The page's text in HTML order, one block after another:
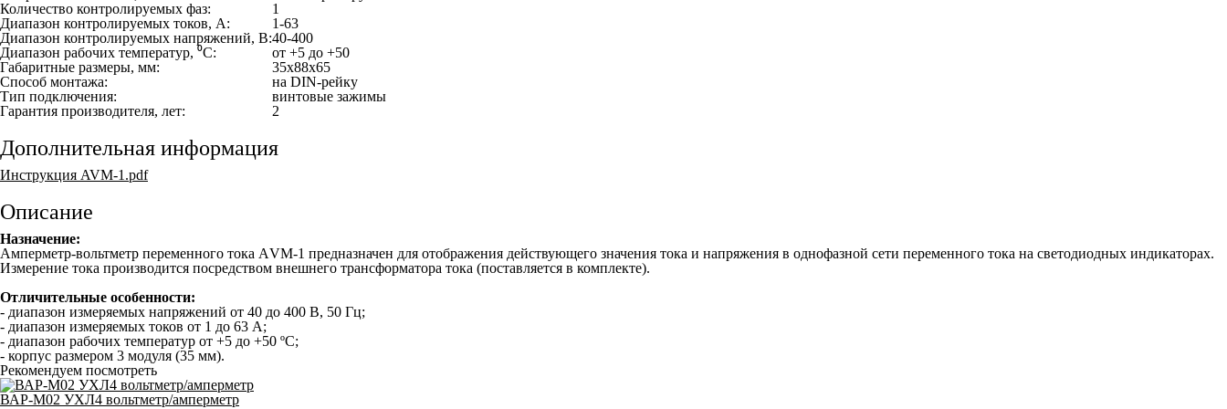
Количество контролируемых фаз:
1
Диапазон контролируемых токов, А:
1-63
Диапазон контролируемых напряжений, В:40-400
Диапазон рабочих температур, ⁰С:
от +5 до +50
Габаритные размеры, мм:
35x88x65
Способ монтажа:
на DIN-рейку
Тип подключения:
винтовые зажимы
Гарантия производителя, лет:
2
Дополнительная информация
Инструкция AVM-1.pdf
Описание
Назначение:
Амперметр-вольтметр переменного тока АVМ-1 предназначен для отображения действующего значения тока и напряжения в однофазной сети переменного тока на светодиодных индикаторах.
Измерение тока производится посредством внешнего трансформатора тока (поставляется в комплекте).
Отличительные особенности:
- диапазон измеряемых напряжений от 40 до 400 В, 50 Гц;
- диапазон измеряемых токов от 1 до 63 А;
- диапазон рабочих температур от +5 до +50 ºС;
- корпус размером 3 модуля (35 мм).
Рекомендуем посмотреть
ВАР-М02 УХЛ4 вольтметр/амперметр